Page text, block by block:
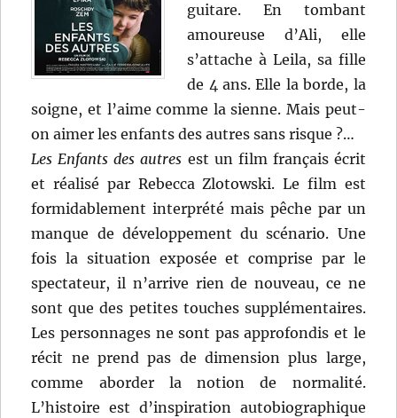
guitare. En tombant
amoureuse d’Ali, elle
s’attache à Leila, sa fille
de 4 ans. Elle la borde, la
soigne, et l’aime comme la sienne. Mais peut-
on aimer les enfants des autres sans risque ?…
Les Enfants des autres est un film français écrit
et réalisé par Rebecca Zlotowski. Le film est
formidablement interprété mais pêche par un
manque de développement du scénario. Une
fois la situation exposée et comprise par le
spectateur, il n’arrive rien de nouveau, ce ne
sont que des petites touches supplémentaires.
Les personnages ne sont pas approfondis et le
récit ne prend pas de dimension plus large,
comme aborder la notion de normalité.
L’histoire est d’inspiration autobiographique